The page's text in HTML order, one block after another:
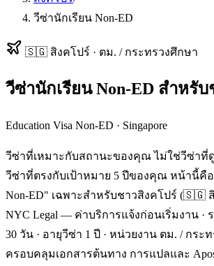
วีซ่านักเรียน Non-ED
🇸🇬 สิงคโปร์ · ตม. / กระทรวงศึกษา
วีซ่านักเรียน Non-ED สำหรับ
Education Visa Non-ED · Singapore
วีซ่าที่เหมาะกับสถานะของคุณ ไม่ใช่วีซ่าที่
วีซ่าที่ตรงกับเป้าหมาย 5 ปีของคุณ หน้านี้คื
Non-ED" เฉพาะสำหรับชาวสิงคโปร์ (🇸🇬
NYC Legal — ค่าบริการแจ้งก่อนเริ่มงาน ·
30 วัน · อายุวีซ่า 1 ปี · หน่วยงาน ตม. / กระ
ครอบคลุมเอกสารต้นทาง การแปลและ